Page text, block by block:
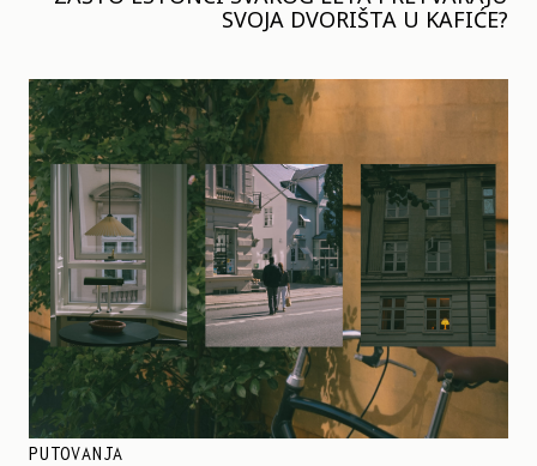
SVOJA DVORIŠTA U KAFIĆE?
PUTOVANJA